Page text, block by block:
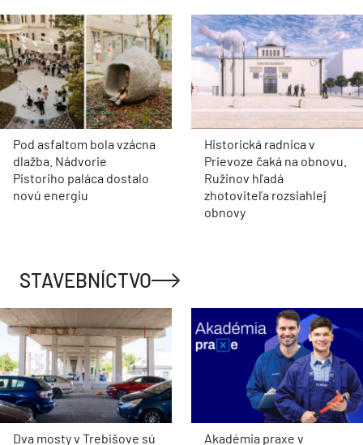
Pod asfaltom bola vzácna
dlažba. Nádvorie
Pistoriho paláca dostalo
novú energiu
Historická radnica v
Prievoze čaká na obnovu.
Ružinov hľadá
zhotoviteľa rozsiahlej
obnovy
STAVEBNÍCTVO
Dva mosty v Trebišove sú
Akadémia praxe v